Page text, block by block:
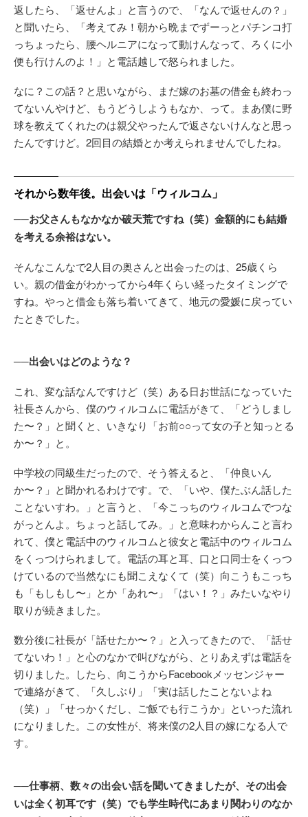
返したら、「返せんよ」と言うので、「なんで返せんの？」
と聞いたら、「考えてみ！朝から晩までずーっとパチンコ打
っちょったら、腰ヘルニアになって動けんなって、ろくに小
便も行けんのよ！」と電話越しで怒られました。
なに？この話？と思いながら、まだ嫁のお墓の借金も終わっ
てないんやけど、もうどうしようもなか、って。まあ僕に野
球を教えてくれたのは親父やったんで返さないけんなと思っ
たんですけど。2回目の結婚とか考えられませんでしたね。
それから数年後。出会いは「ウィルコム」
──お父さんもなかなか破天荒ですね（笑）金額的にも結婚
を考える余裕はない。
そんなこんなで2人目の奥さんと出会ったのは、25歳くら
い。親の借金がわかってから4年くらい経ったタイミングで
すね。やっと借金も落ち着いてきて、地元の愛媛に戻ってい
たときでした。
──出会いはどのような？
これ、変な話なんですけど（笑）ある日お世話になっていた
社長さんから、僕のウィルコムに電話がきて、「どうしまし
た〜？」と聞くと、いきなり「お前○○って女の子と知っとる
か〜？」と。
中学校の同級生だったので、そう答えると、「仲良いん
か〜？」と聞かれるわけです。で、「いや、僕たぶん話した
ことないすわ。」と言うと、「今こっちのウィルコムでつな
がっとんよ。ちょっと話してみ。」と意味わからんこと言わ
れて、僕と電話中のウィルコムと彼女と電話中のウィルコム
をくっつけられまして。電話の耳と耳、口と口同士をくっつ
けているので当然なにも聞こえなくて（笑）向こうもこっち
も「もしもし〜」とか「あれ〜」「はい！？」みたいなやり
取りが続きました。
数分後に社長が「話せたか〜？」と入ってきたので、「話せ
てないわ！」と心のなかで叫びながら、とりあえずは電話を
切りました。したら、向こうからFacebookメッセンジャー
で連絡がきて、「久しぶり」「実は話したことないよね
（笑）」「せっかくだし、ご飯でも行こうか」といった流れ
になりました。この女性が、将来僕の2人目の嫁になる人で
す。
──仕事柄、数々の出会い話を聞いてきましたが、その出会
いは全く初耳です（笑）でも学生時代にあまり関わりのなか